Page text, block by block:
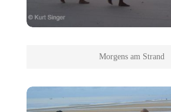
Morgens am Strand